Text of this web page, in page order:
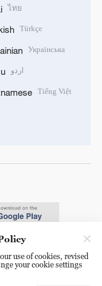
ไทย
Türkçe
Українська
اردو
Tiếng Việt
Reserved. 16A
use of cookies, revised
your cookie settings